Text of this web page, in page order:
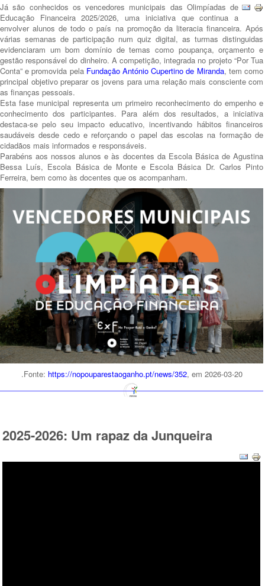
Já são conhecidos os vencedores municipais das Olimpíadas de
Educação Financeira 2025/2026, uma iniciativa que continua a
envolver alunos de todo o país na promoção da literacia financeira. Após
várias semanas de participação num quiz digital, as turmas distinguidas
evidenciaram um bom domínio de temas como poupança, orçamento e
gestão responsável do dinheiro. A competição, integrada no projeto “Por Tua
Conta” e promovida pela Fundação António Cupertino de Miranda, tem como
principal objetivo preparar os jovens para uma relação mais consciente com
as finanças pessoais.
Esta fase municipal representa um primeiro reconhecimento do empenho e
conhecimento dos participantes. Para além dos resultados, a iniciativa
destaca-se pelo seu impacto educativo, incentivando hábitos financeiros
saudáveis desde cedo e reforçando o papel das escolas na formação de
cidadãos mais informados e responsáveis.
Parabéns aos nossos alunos e às docentes da Escola Básica de Agustina
Bessa Luís, Escola Básica de Monte e Escola Básica Dr. Carlos Pinto
Ferreira, bem como às docentes que os acompanham.
.Fonte: https://nopouparestaoganho.pt/news/352, em 2026-03-20
2025-2026: Um rapaz da Junqueira